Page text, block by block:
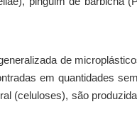
de
em quantidades
(celuloses), são